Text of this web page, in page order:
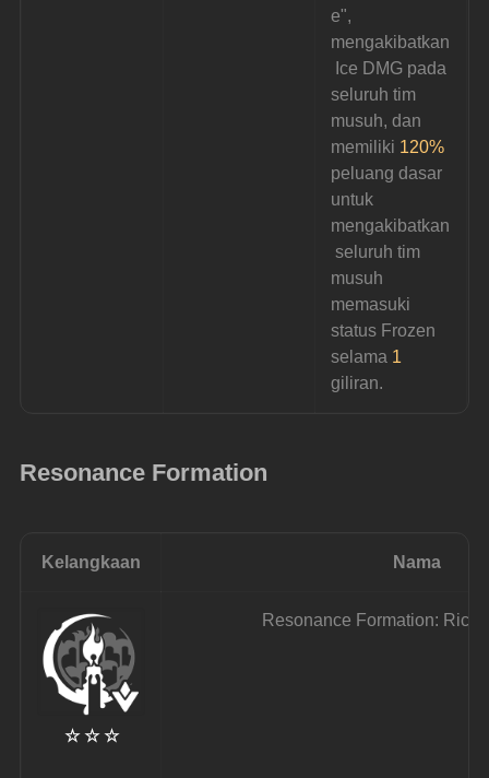
e",
mengakibatkan
Ice DMG pada
seluruh tim
musuh, dan
memiliki 120%
peluang dasar
untuk
mengakibatkan
seluruh tim
musuh
memasuki
status Frozen
selama 1
giliran.
Resonance Formation
Kelangkaan Nama
☆ ☆ ☆
Resonance Formation: Rich